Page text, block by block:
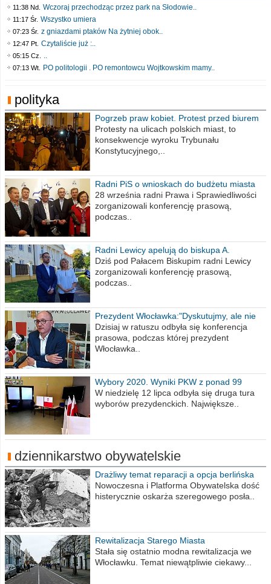
11:38 Nd. Wczoraj przechodząc przez park na Słodowie..
11:17 Śr. Wszystko umiera
07:23 Śr. z gniazdami ptaków Na żytniej obok..
12:47 Pt. Czytaliście już :..
05:15 Cz. ..
07:13 Wt. PO politologii . PO remontowcu Wojtkowskim mamy..
polityka
Pogrzeb praw kobiet. Protest przed biurem
poselskim PiS
Protesty na ulicach polskich miast, to
konsekwencje wyroku Trybunału
Konstytucyjnego,..
Radni PiS o wnioskach do budżetu miasta
na 2021 rok
28 września radni Prawa i Sprawiedliwości
zorganizowali konferencję prasową,
podczas..
Radni Lewicy apelują do biskupa A.
Wiesława Meringa
Dziś pod Pałacem Biskupim radni Lewicy
zorganizowali konferencję prasową,
podczas..
Prezydent Włocławka:"Dyskutujmy, ale nie
obrażajmy się”
Dzisiaj w ratuszu odbyła się konferencja
prasowa, podczas której prezydent
Włocławka..
Wybory 2020. Wyniki PKW z ponad 99
procent obwodów
W niedzielę 12 lipca odbyła się druga tura
wyborów prezydenckich. Największe..
dziennikarstwo obywatelskie
Drażliwy temat reparacji a opcja berlińska
Nowoczesna i Platforma Obywatelska dość
histerycznie oskarża szeregowego posła..
Rewitalizacja Starego Miasta
Stała się ostatnio modna rewitalizacja we
Włocławku. Temat niewątpliwie ciekawy...